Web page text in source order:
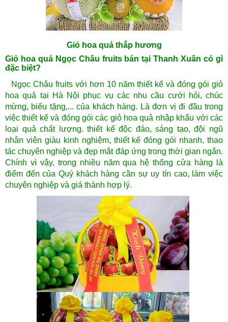
Giỏ hoa quả thắp hương
Giỏ hoa quả Ngọc Châu fruits bán tại Thanh Xuân có gì
đặc biệt?
Ngọc Châu fruits với hơn 10 năm thiết kế và đóng gói giỏ
hoa quả tại Hà Nội phục vụ các nhu cầu cưới hỏi, chúc
mừng, biếu tặng,... của khách hàng. Là đơn vị đi đầu trong
việc thiết kế và đóng gói các giỏ hoa quả nhập khẩu với các
loại quả chất lượng. thiết kế độc đáo, sáng tạo, đội ngũ
nhân viên giàu kinh nghiệm, thiết kế đóng gói nhanh, thao
tác chuyên nghiệp và đẹp mắt đáp ứng trong thời gian ngắn.
Chính vì vậy, trong nhiều năm qua hệ thống cửa hàng là
điểm đến của Quý khách hàng cần sự uy tín cao, làm việc
chuyên nghiệp và giá thành hợp lý.